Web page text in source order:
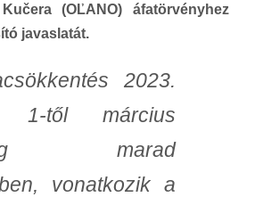
(OĽANO) áfatörvényhez
javaslatát.
2023.
1-től március
marad
vonatkozik a